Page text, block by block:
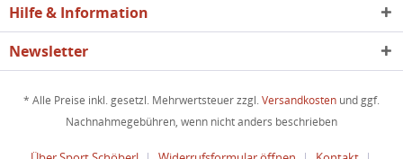
Hilfe & Information
Newsletter
* Alle Preise inkl. gesetzl. Mehrwertsteuer zzgl. Versandkosten und ggf.
Nachnahmegebühren, wenn nicht anders beschrieben